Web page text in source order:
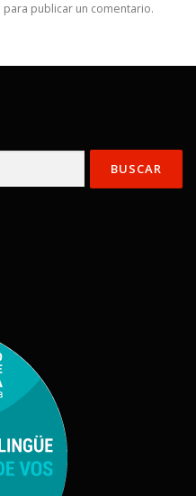
para publicar un comentario.